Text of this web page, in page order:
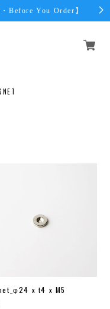
Before You Order】
x t4 x M5